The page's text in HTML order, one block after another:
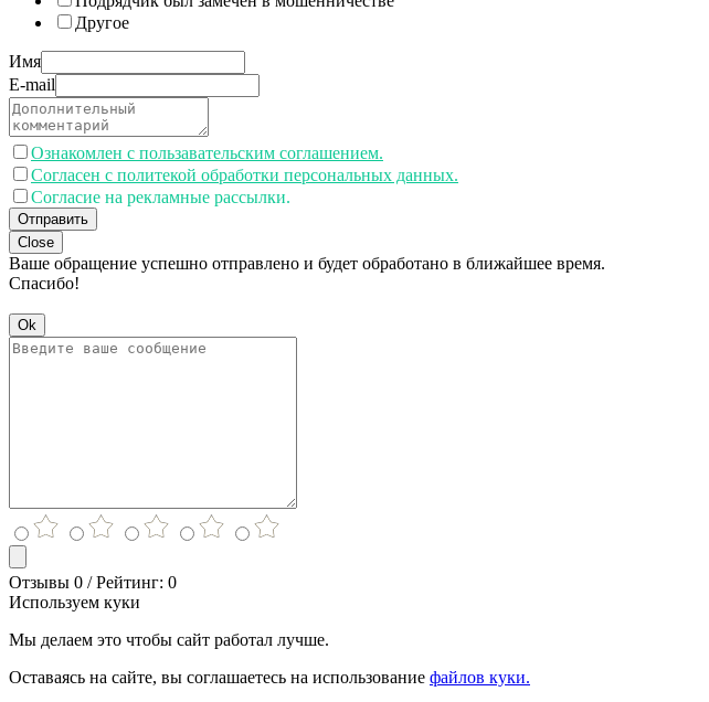
Другое
Имя
E-mail
Ознакомлен с пользавательским соглашением.
Согласен с политекой обработки персональных данных.
Согласие на рекламные рассылки.
Отправить
Close
Ваше обращение успешно отправлено и будет обработано в ближайшее время.
Спасибо!
Ok
Отзывы 0 / Рейтинг: 0
Используем куки
Мы делаем это чтобы сайт работал лучше.
Оставаясь на сайте, вы соглашаетесь на использование файлов куки.